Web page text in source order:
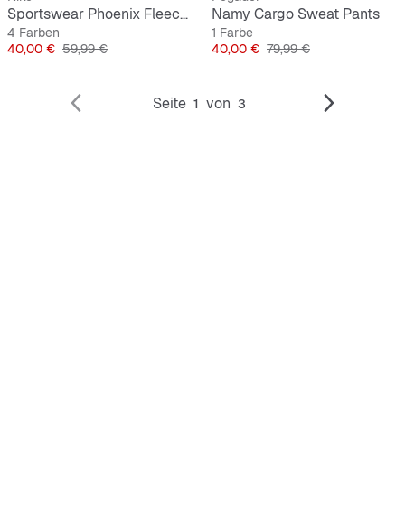
Sportswear Phoenix Fleece High-Waisted Oversized Sweatpants
4 Farben
Preis
40,00 € Originalpreis
59,99 €
Namy Cargo Sweat Pants
1 Farbe
Preis
40,00 € Originalpreis
79,99 €
Seite 1 von 3